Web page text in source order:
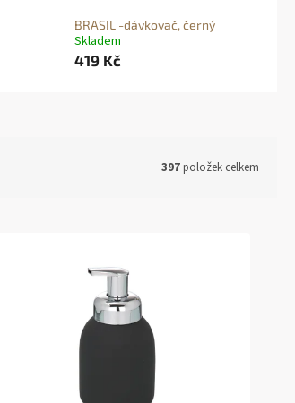
BRASIL -dávkovač, černý
Skladem
419 Kč
397položek celkem